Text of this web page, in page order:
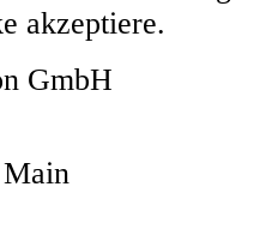
akzeptiere.
GmbH